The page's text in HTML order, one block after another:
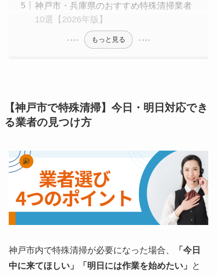
神戸市・兵庫県のおすすめ特殊清掃業者
10選【2026年版】
もっと見る
【神戸市で特殊清掃】今日・明日対応でき
る業者の見つけ方
神戸市内で特殊清掃が必要になった場合、
「今日
中に来てほしい」「明日には作業を始めたい」
と